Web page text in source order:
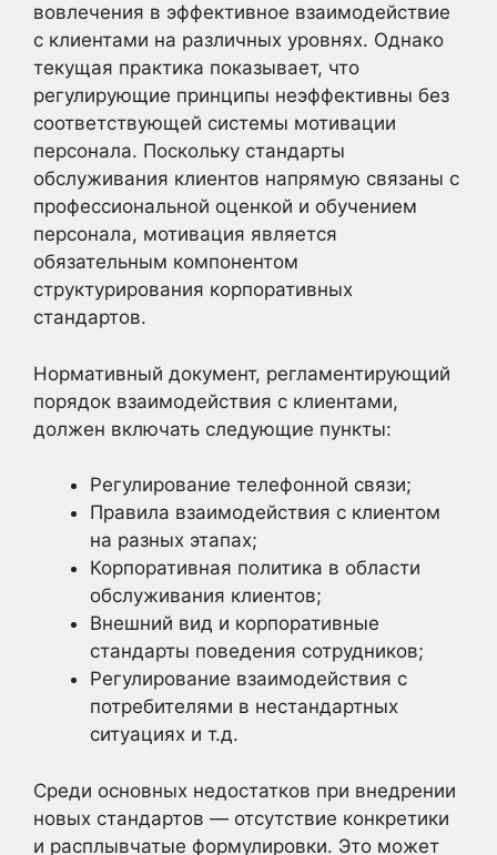
вовлечения в эффективное взаимодействие
с клиентами на различных уровнях. Однако
текущая практика показывает, что
регулирующие принципы неэффективны без
соответствующей системы мотивации
персонала. Поскольку стандарты
обслуживания клиентов напрямую связаны с
профессиональной оценкой и обучением
персонала, мотивация является
обязательным компонентом
структурирования корпоративных
стандартов.
Нормативный документ, регламентирующий
порядок взаимодействия с клиентами,
должен включать следующие пункты:
Регулирование телефонной связи;
Правила взаимодействия с клиентом
на разных этапах;
Корпоративная политика в области
обслуживания клиентов;
Внешний вид и корпоративные
стандарты поведения сотрудников;
Регулирование взаимодействия с
потребителями в нестандартных
ситуациях и т.д.
Среди основных недостатков при внедрении
новых стандартов — отсутствие конкретики
и расплывчатые формулировки. Это может